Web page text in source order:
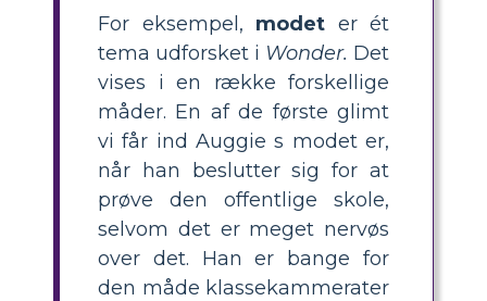
For eksempel, modet er ét
tema udforsket i Wonder. Det
vises i en række forskellige
måder. En af de første glimt
vi får ind Auggie s modet er,
når han beslutter sig for at
prøve den offentlige skole,
selvom det er meget nervøs
over det. Han er bange for
den måde klassekammerater